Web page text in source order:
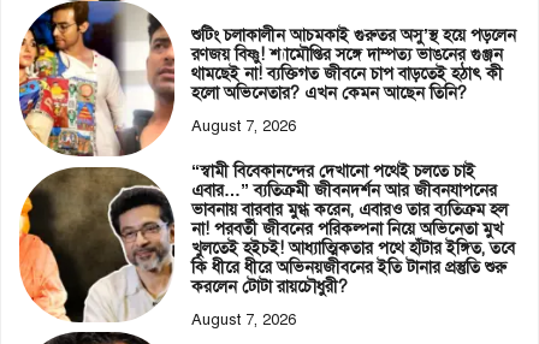
শুটিং চলাকালীন আচমকাই গুরুতর অসু’স্থ হয়ে পড়লেন
রণজয় বিষ্ণু! শ্যামৌপ্তির সঙ্গে দাম্পত্য ভাঙনের গুঞ্জন
থামছেই না! ব্যক্তিগত জীবনে চাপ বাড়তেই হঠাৎ কী
হলো অভিনেতার? এখন কেমন আছেন তিনি?
August 7, 2026
“স্বামী বিবেকানন্দের দেখানো পথেই চলতে চাই
এবার…” ব্যতিক্রমী জীবনদর্শন আর জীবনযাপনের
ভাবনায় বারবার মুগ্ধ করেন, এবারও তার ব্যতিক্রম হল
না! পরবর্তী জীবনের পরিকল্পনা নিয়ে অভিনেতা মুখ
খুলতেই হইচই! আধ্যাত্মিকতার পথে হাঁটার ইঙ্গিত, তবে
কি ধীরে ধীরে অভিনয়জীবনের ইতি টানার প্রস্তুতি শুরু
করলেন টোটা রায়চৌধুরী?
August 7, 2026